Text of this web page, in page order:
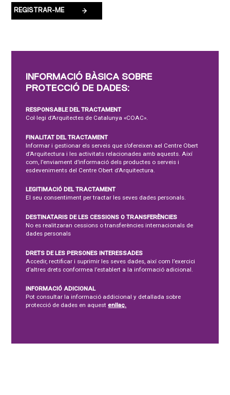
INFORMACIÓ BÀSICA SOBRE
PROTECCIÓ DE DADES:
RESPONSABLE DEL TRACTAMENT
Col·legi d’Arquitectes de Catalunya «COAC».
FINALITAT DEL TRACTAMENT
Informar i gestionar els serveis que s’ofereixen ael Centre Obert
d’Arquitectura i les activitats relacionades amb aquests. Així
com, l’enviament d’informació dels productes o serveis i
esdeveniments del Centre Obert d’Arquitectura.
LEGITIMACIÓ DEL TRACTAMENT
El seu consentiment per tractar les seves dades personals.
DESTINATARIS DE LES CESSIONS O TRANSFERÈNCIES
No es realitzaran cessions o transferències internacionals de
dades personals
DRETS DE LES PERSONES INTERESSADES
Accedir, rectificar i suprimir les seves dades, així com l’exercici
d’altres drets conformea l’establert a la informació adicional.
INFORMACIÓ ADICIONAL
Pot consultar la informació addicional y detallada sobre
protecció de dades en aquestenllaç.